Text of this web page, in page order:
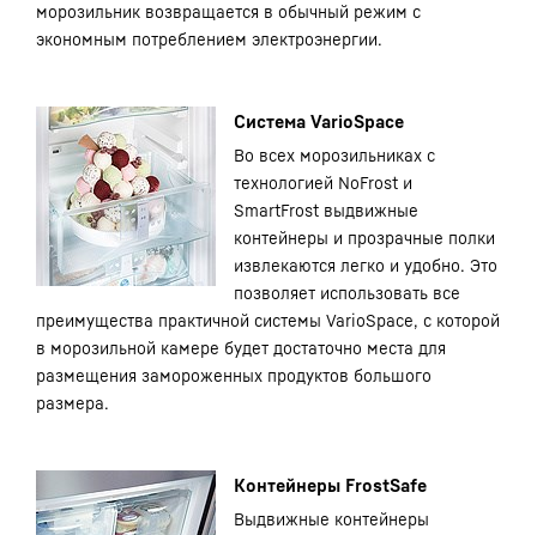
морозильник возвращается в обычный режим с
экономным потреблением электроэнергии.
Система VarioSpace
Во всех морозильниках с
технологией NoFrost и
SmartFrost выдвижные
контейнеры и прозрачные полки
извлекаются легко и удобно. Это
позволяет использовать все
преимущества практичной системы VarioSpace, с которой
в морозильной камере будет достаточно места для
размещения замороженных продуктов большого
размера.
Контейнеры FrostSafe
Выдвижные контейнеры